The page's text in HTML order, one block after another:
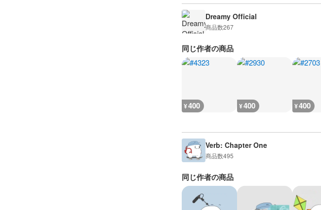
Dreamy Official
商品数267
同じ作者の商品
¥400 ¥400 ¥400
Verb: Chapter One
商品数495
同じ作者の商品